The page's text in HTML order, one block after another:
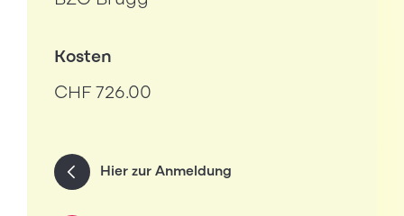
Kosten
CHF 726.00
Hier zur Anmeldung